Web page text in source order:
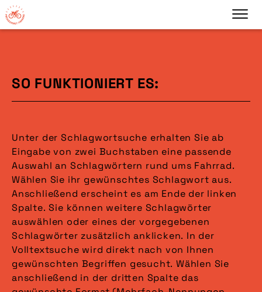
SO FUNKTIONIERT ES:
Unter der Schlagwortsuche erhalten Sie ab
Eingabe von zwei Buchstaben eine passende
Auswahl an Schlagwörtern rund ums Fahrrad.
Wählen Sie ihr gewünschtes Schlagwort aus.
Anschließend erscheint es am Ende der linken
Spalte. Sie können weitere Schlagwörter
auswählen oder eines der vorgegebenen
Schlagwörter zusätzlich anklicken. In der
Volltextsuche wird direkt nach von Ihnen
gewünschten Begriffen gesucht. Wählen Sie
anschließend in der dritten Spalte das